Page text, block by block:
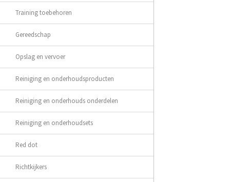
Training toebehoren
Gereedschap
Opslag en vervoer
Reiniging en onderhoudsproducten
Reiniging en onderhouds onderdelen
Reiniging en onderhoudsets
Red dot
Richtkijkers